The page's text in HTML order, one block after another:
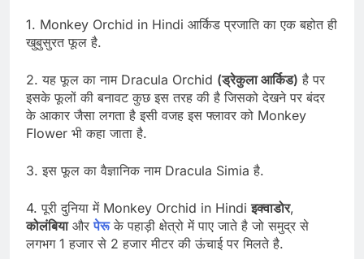
1. Monkey Orchid in Hindi आर्किड प्रजाति का एक बहोत ही
खुबुसुरत फूल है.
2. यह फूल का नाम Dracula Orchid (ड्रेकुला आर्किड) है पर
इसके फूलों की बनावट कुछ इस तरह की है जिसको देखने पर बंदर
के आकार जैसा लगता है इसी वजह इस फ्लावर को Monkey
Flower भी कहा जाता है.
3. इस फूल का वैज्ञानिक नाम Dracula Simia है.
4. पूरी दुनिया में Monkey Orchid in Hindiइक्वाडोर,
कोलंबियाऔर पेरूके पहाड़ी क्षेत्रो में पाए जाते है जो समुद्र से
लगभग 1 हजार से 2 हजार मीटर की ऊंचाई पर मिलते है.